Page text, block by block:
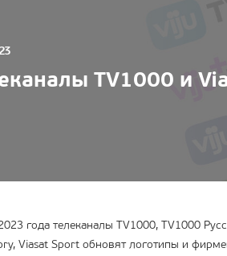
TV1000 и
года телеканалы TV1000, TV1000
Viasat Sport обновят логотипы и